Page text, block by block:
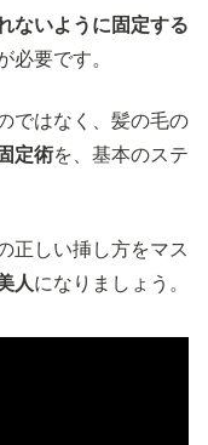
ないように固定する
必要です。
ではなく、髪の毛の
定術を、基本のステ
正しい挿し方をマス
人になりましょう。